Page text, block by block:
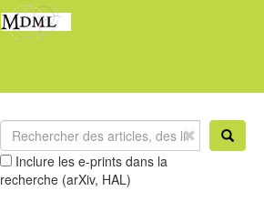
Inclure les e-prints dans la
recherche (arXiv, HAL)